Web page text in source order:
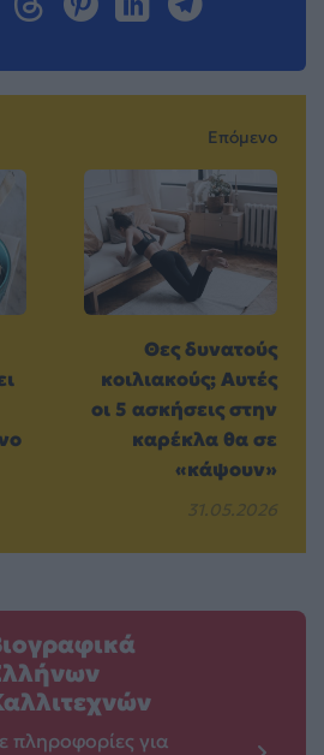
Επόμενο
Θες δυνατούς
κοιλιακούς; Αυτές
οι 5 ασκήσεις στην
καρέκλα θα σε
«κάψουν»
31.05.2026
πληροφορίες για